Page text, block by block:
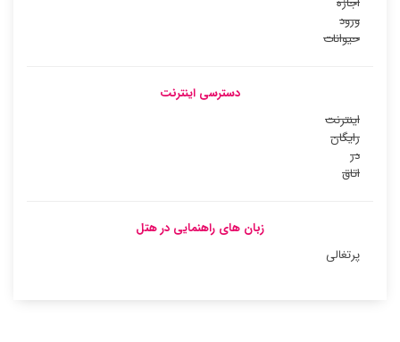
ورود
حیوانات
دسترسی اینترنت
اینترنت
رایگان
در
اتاق
زبان های راهنمایی در هتل
پرتغالی